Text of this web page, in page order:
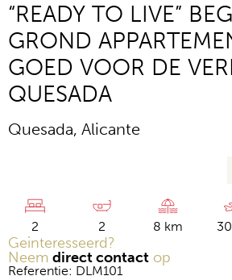
“READY TO LIVE”
GROND
GOED VOOR DE
QUESADA
Quesada, Alicante
2 2 8 km
Geinteresseerd?
Neem direct contact op
Referentie: DLM101